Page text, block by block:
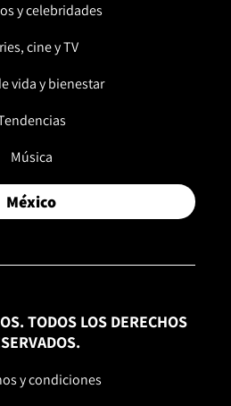
y celebridades
cine y TV
vida y bienestar
Música
México
TODOS LOS DERECHOS
y condiciones